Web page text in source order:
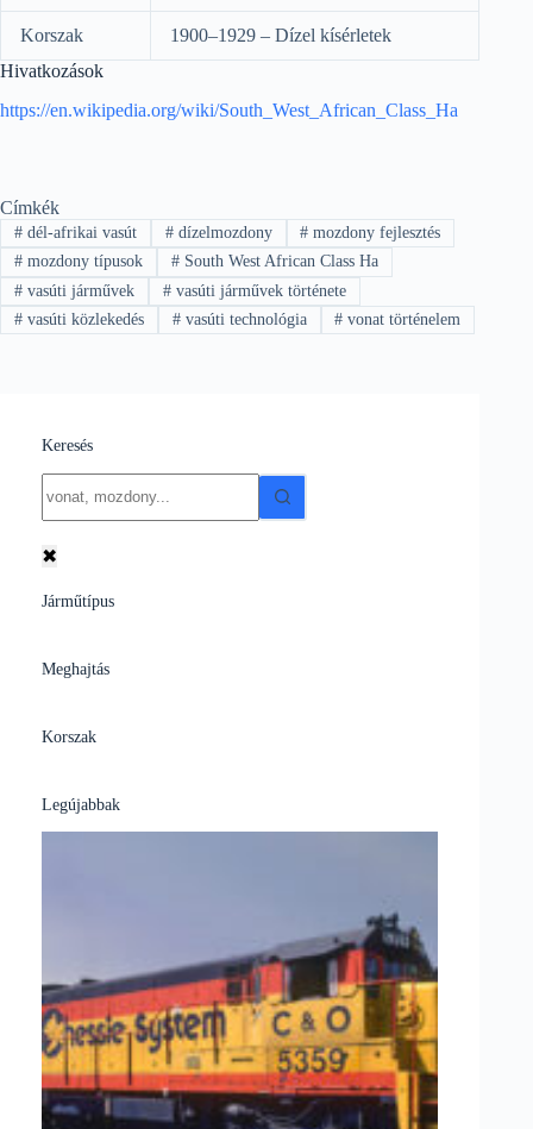
Korszak
1900–1929 – Dízel kísérletek
Hivatkozások
https://en.wikipedia.org/wiki/South_West_African_Class_Ha
Címkék
#dél-afrikai vasút #dízelmozdony # mozdony fejlesztés
#mozdony típusok #South West African Class Ha
#vasúti járművek #vasúti járművek története
#vasúti közlekedés #vasúti technológia # vonat történelem
Keresés
results
✖
Járműtípus
Meghajtás
Korszak
Legújabbak